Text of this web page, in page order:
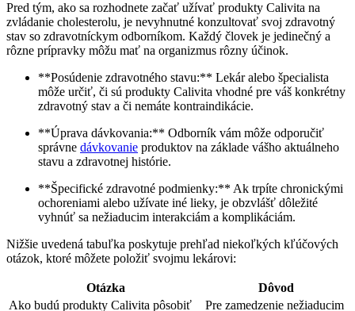
Pred tým, ako sa rozhodnete začať užívať produkty Calivita na
zvládanie cholesterolu, je nevyhnutné konzultovať svoj zdravotný
stav so zdravotníckym odborníkom. Každý človek je jedinečný a
rôzne prípravky môžu mať na organizmus rôzny účinok.
**Posúdenie zdravotného stavu:** Lekár alebo špecialista
môže určiť, či sú produkty Calivita vhodné pre váš konkrétny
zdravotný stav a či nemáte kontraindikácie.
**Úprava dávkovania:** Odborník vám môže odporučiť
správne dávkovanie produktov na základe vášho aktuálneho
stavu a zdravotnej histórie.
**Špecifické zdravotné podmienky:** Ak trpíte chronickými
ochoreniami alebo užívate iné lieky, je obzvlášť dôležité
vyhnúť sa nežiaducim interakciám a komplikáciám.
Nižšie uvedená tabuľka poskytuje prehľad niekoľkých kľúčových
otázok, ktoré môžete položiť svojmu lekárovi:
Otázka
Dôvod
Ako budú produkty Calivita pôsobiť
Pre zamedzenie nežiaducim